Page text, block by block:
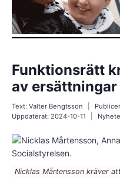
Funktionsrätt
av
Text: Valter Bengtsson
Uppdaterat: 2024-10-11
Nicklas Mårtensson kräver